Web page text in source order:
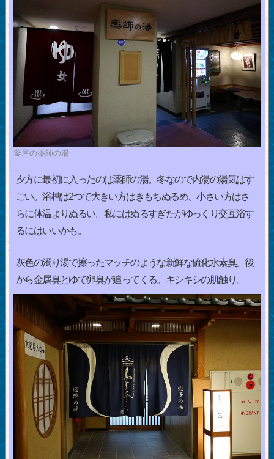
釜屋の薬師の湯
夕方に最初に入ったのは薬師の湯。冬なので内湯の湯気はす
ごい。浴槽は2つで大きい方はきもちぬるめ、小さい方はさ
らに体温よりぬるい。私にはぬるすぎたがゆっくり交互浴す
るにはいいかも。
灰色の濁り湯で擦ったマッチのような新鮮な硫化水素臭。後
から金属臭とゆで卵臭が追ってくる。キシキシの肌触り。